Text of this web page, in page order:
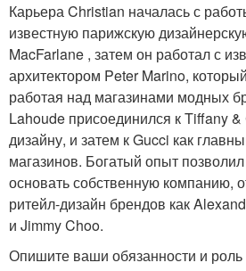
Карьера Christian началась с
известную парижскую
MacFarlane , затем он работал с
архитектором Peter Marino,
работая над магазинами модных
Lahoude присоединился к Tiffany &
дизайну, и затем к Gucci как
магазинов. Богатый опыт
основать собственную компанию,
ритейл-дизайн брендов как
и Jimmy Choo.
Опишите ваши обязанности и роль